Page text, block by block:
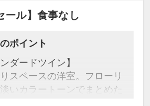
ール】食事なし
ポイント
ンダードツイン】
スペースの洋室。フローリ
いカラートーンでまとめた